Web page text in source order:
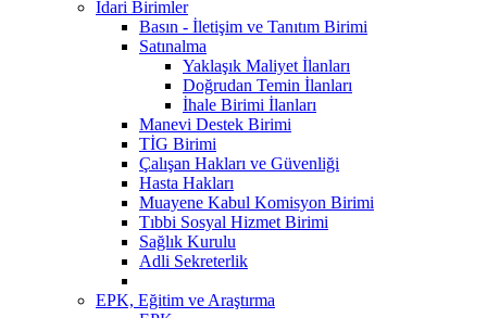
İdari Birimler
Basın - İletişim ve Tanıtım Birimi
Satınalma
Yaklaşık Maliyet İlanları
Doğrudan Temin İlanları
İhale Birimi İlanları
Manevi Destek Birimi
TİG Birimi
Çalışan Hakları ve Güvenliği
Hasta Hakları
Muayene Kabul Komisyon Birimi
Tıbbi Sosyal Hizmet Birimi
Sağlık Kurulu
Adli Sekreterlik
EPK, Eğitim ve Araştırma